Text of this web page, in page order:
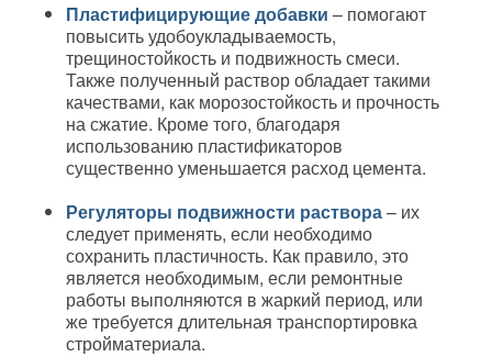
Пластифицирующие добавки – помогают
повысить удобоукладываемость,
трещиностойкость и подвижность смеси.
Также полученный раствор обладает такими
качествами, как морозостойкость и прочность
на сжатие. Кроме того, благодаря
использованию пластификаторов
существенно уменьшается расход цемента.
Регуляторы подвижности раствора– их
следует применять, если необходимо
сохранить пластичность. Как правило, это
является необходимым, если ремонтные
работы выполняются в жаркий период, или
же требуется длительная транспортировка
стройматериала.